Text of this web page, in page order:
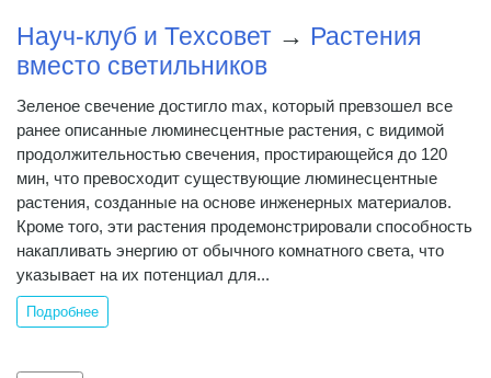
Науч-клуб и Техсовет → Растения
вместо светильников
Зеленое свечение достигло max, который превзошел все
ранее описанные люминесцентные растения, с видимой
продолжительностью свечения, простирающейся до 120
мин, что превосходит существующие люминесцентные
растения, созданные на основе инженерных материалов.
Кроме того, эти растения продемонстрировали способность
накапливать энергию от обычного комнатного света, что
указывает на их потенциал для...
Подробнее